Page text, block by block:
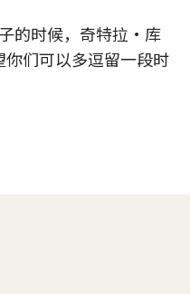
的时候，奇特拉·库
们可以多逗留一段时